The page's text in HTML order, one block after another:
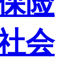
会